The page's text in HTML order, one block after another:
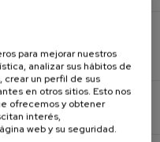
Asset Management
proyecto de Matia para
sociosanitarias con
para mejorar nuestros
analizar sus hábitos de
crear un perfil de sus
en otros sitios. Esto nos
ofrecemos y obtener
interés,
web y su seguridad.